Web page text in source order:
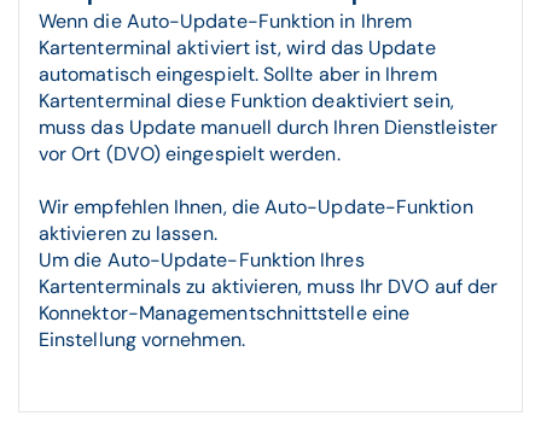
Wenn die Auto-Update-Funktion in Ihrem
Kartenterminal aktiviert ist, wird das Update
automatisch eingespielt. Sollte aber in Ihrem
Kartenterminal diese Funktion deaktiviert sein,
muss das Update manuell durch Ihren Dienstleister
vor Ort (DVO) eingespielt werden.
Wir empfehlen Ihnen, die Auto-Update-Funktion
aktivieren zu lassen.
Um die Auto-Update-Funktion Ihres
Kartenterminals zu aktivieren, muss Ihr DVO auf der
Konnektor-Managementschnittstelle eine
Einstellung vornehmen.